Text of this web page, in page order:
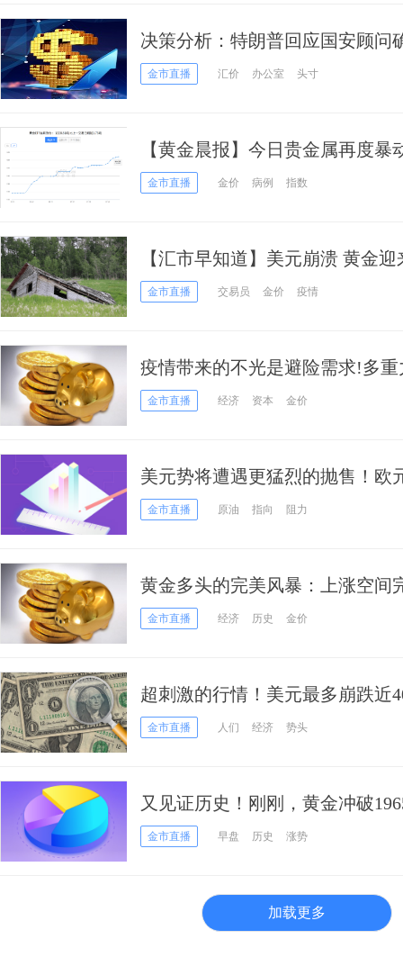
决策分析：特朗普回应国安顾问
黄金冲破1960美元
金市直播 汇价 办公室 头寸
【黄金晨报】今日贵金属再度
破1960！
金市直播 金价 病例 指数
【汇市早知道】美元崩溃 黄金
金市直播 交易员 金价 疫情
疫情带来的不光是避险需求!多
强反弹推手 散户已疯狂
金市直播 经济 资本 金价
美元势将遭遇更猛烈的抛售！欧
原油走势预测
金市直播 原油 指向 阻力
黄金多头的完美风暴：上涨空间
量级上攻信号
金市直播 经济 历史 金价
超刺激的行情！美元最多崩跌近
史 欧元/美元、英镑/美元、美元/
金市直播 人们 经济 势头
又见证历史！刚刚，黄金冲破
拉超4% 小心见顶风险？
金市直播 早盘 历史 涨势
加载更多